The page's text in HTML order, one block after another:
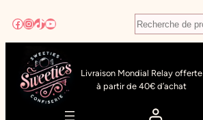
au
contenu
Facebook
Instagram
TikTok
YouTube Recherche
Livraison Mondial Relay offerte
à partir de 40€ d’achat